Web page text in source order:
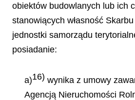
obiektów budowlanych lub ich
stanowiących własność
jednostki samorządu
posiadanie:
a)16) wynika z umowy
Agencją Nieruchomości